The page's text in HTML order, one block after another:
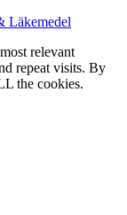
Läkemedel
relevant
repeat visits. By
the cookies.